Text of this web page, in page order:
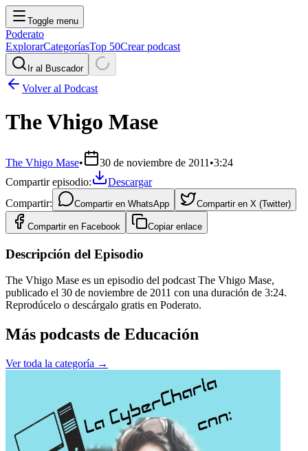
Toggle menu
Poderato
ExplorarCategoríasTop 50Crear podcast
Ir al Buscador
Volver al Podcast
The Vhigo Mase
The Vhigo Mase• 30 de noviembre de 2011 •3:24
Compartir episodio:
Descargar
Compartir:
Compartir en WhatsApp Compartir en X (Twitter)
Compartir en Facebook Copiar enlace
Descripción del Episodio
The Vhigo Mase es un episodio del podcast The Vhigo Mase,
publicado el 30 de noviembre de 2011 con una duración de 3:24.
Reprodúcelo o descárgalo gratis en Poderato.
Más podcasts de Educación
Ver toda la categoría →